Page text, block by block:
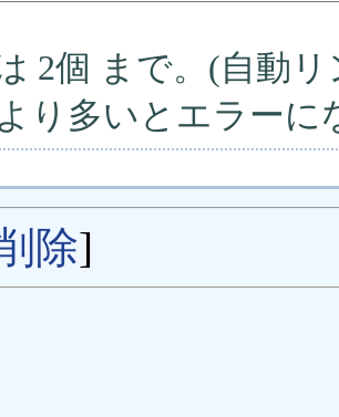
2個 まで。(自動リ
り多いとエラーに
除]